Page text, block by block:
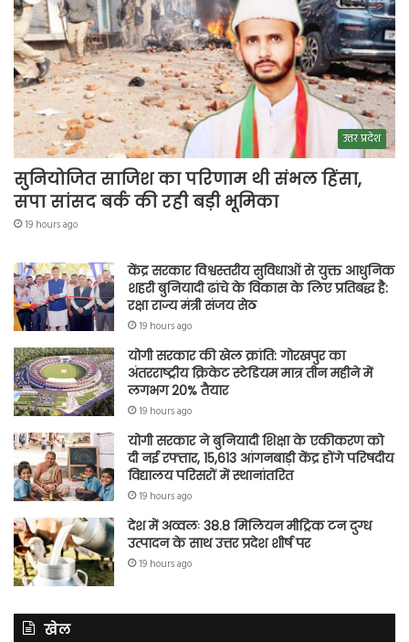
उत्तर प्रदेश
सुनियोजित साजिश का परिणाम थी संभल हिंसा,
सपा सांसद बर्क की रही बड़ी भूमिका
19 hours ago
केंद्र सरकार विश्वस्तरीय सुविधाओं से युक्त आधुनिक
शहरी बुनियादी ढांचे के विकास के लिए प्रतिबद्ध है:
रक्षा राज्य मंत्री संजय सेठ
19 hours ago
योगी सरकार की खेल क्रांति: गोरखपुर का
अंतरराष्ट्रीय क्रिकेट स्टेडियम मात्र तीन महीने में
लगभग 20% तैयार
19 hours ago
योगी सरकार ने बुनियादी शिक्षा के एकीकरण को
दी नई रफ्तार, 15,613 आंगनबाड़ी केंद्र होंगे परिषदीय
विद्यालय परिसरों में स्थानांतरित
19 hours ago
देश में अव्वलः 38.8 मिलियन मीट्रिक टन दुग्ध
उत्पादन के साथ उत्तर प्रदेश शीर्ष पर
19 hours ago
खेल